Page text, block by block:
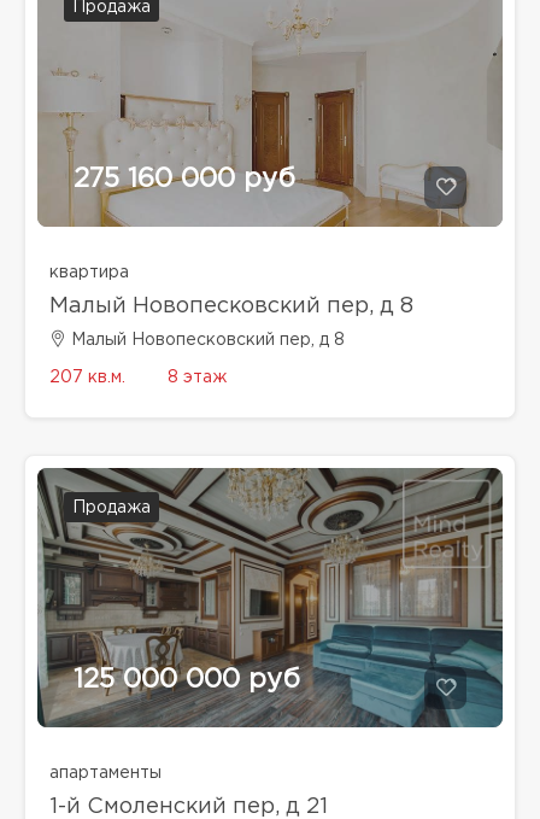
Продажа
275 160 000 руб
квартира
Малый Новопесковский пер, д 8
Малый Новопесковский пер, д 8
207 кв.м. 8 этаж
Продажа
125 000 000 руб
апартаменты
1-й Смоленский пер, д 21